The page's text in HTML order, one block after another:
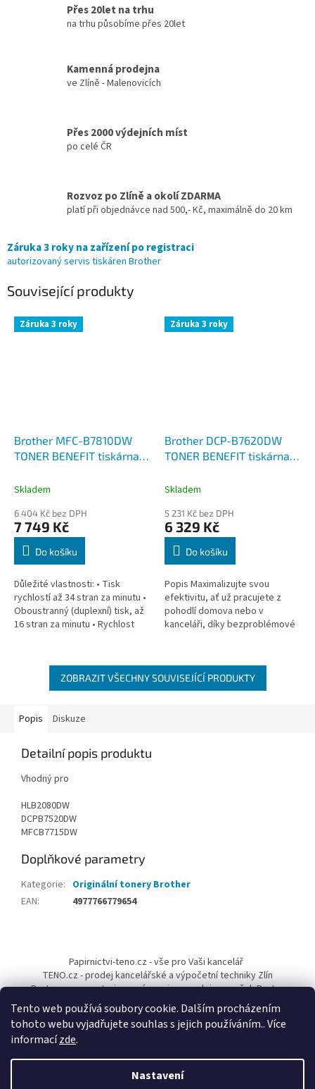
Tento web používá soubory cookie. Dalším procházením
tohoto webu vyjadřujete souhlas s jejich používáním.. Více
informacízde.
Nastavení
Přes 20let na trhu
na trhu působíme přes 20let
Kamenná prodejna
ve Zlíně - Malenovicích
Přes 2000 výdejních míst
po celé ČR
Rozvoz po Zlíně a okolí ZDARMA
platí při objednávce nad 500,- Kč, maximálně do 20 km
Záruka 3 roky na zařízení po registraci
autorizovaný servis tiskáren Brother
Související produkty
Záruka 3 roky
Brother MFC-B7810DW
TONER BENEFIT tiskárna
skener, USB, duplexní tisk,
Skladem
6 404 Kč bez DPH
7 749 Kč
Do košíku
Důležité vlastnosti: • Tisk
rychlostí až 34 stran za minutu •
Oboustranný (duplexní) tisk, až
16 stran za minutu • Rychlost
Záruka 3 roky
Brother DCP-B7620DW
TONER BENEFIT tiskárna
skener, USB, duplexní tisk,
Skladem
5 231 Kč bez DPH
6 329 Kč
Do košíku
Popis Maximalizujte svou
efektivitu, ať už pracujete z
pohodlí domova nebo v
kanceláři, díky bezproblémové
laserová tiskárna 3 v...
ZOBRAZIT VŠECHNY SOUVISEJÍCÍ PRODUKTY
Popis Diskuze
Detailní popis produktu
Vhodný pro
HLB2080DW
DCPB7520DW
MFCB7715DW
Doplňkové parametry
Kategorie: Originální tonery Brother
EAN: 4977766779654
a
Papirnictvi-teno.cz - vše pro Vaši kancelář
TENO.cz - prodej kancelářské a výpočetní techniky Zlín
Pantum-cr.cz - autorizovaný servis a prodejce značek Pantum
Vytvořil Shoptet